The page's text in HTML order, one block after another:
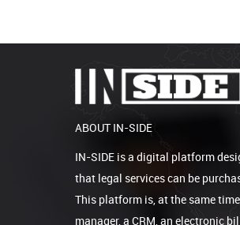
ABOUT IN-SIDE
IN-SIDE is a digital platform
that legal services can be
This platform is, at the same
manager, a CRM, an electronic